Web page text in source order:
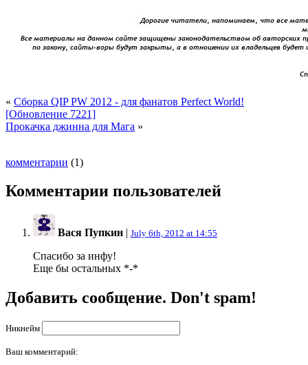
« Сборка QIP PW 2012 - для фанатов Perfect World!
[Обновление 7221]
Прокачка джинна для Мага »
комментарии (1)
Комментарии пользователей
Вася Пупкин | July 6th, 2012 at 14:55
Спасибо за инфу!
Еще бы остальных *-*
Добавить сообщение. Don't spam!
Никнейм
Ваш комментарий: